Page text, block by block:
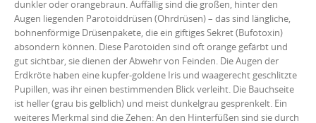
dunkler oder orangebraun. Auffällig sind die großen, hinter den
Augen liegenden Parotoiddrüsen (Ohrdrüsen) – das sind längliche,
bohnenförmige Drüsenpakete, die ein giftiges Sekret (Bufotoxin)
absondern können. Diese Parotoiden sind oft orange gefärbt und
gut sichtbar, sie dienen der Abwehr von Feinden. Die Augen der
Erdkröte haben eine kupfer-goldene Iris und waagerecht geschlitzte
Pupillen, was ihr einen bestimmenden Blick verleiht. Die Bauchseite
ist heller (grau bis gelblich) und meist dunkelgrau gesprenkelt. Ein
weiteres Merkmal sind die Zehen: An den Hinterfüßen sind sie durch